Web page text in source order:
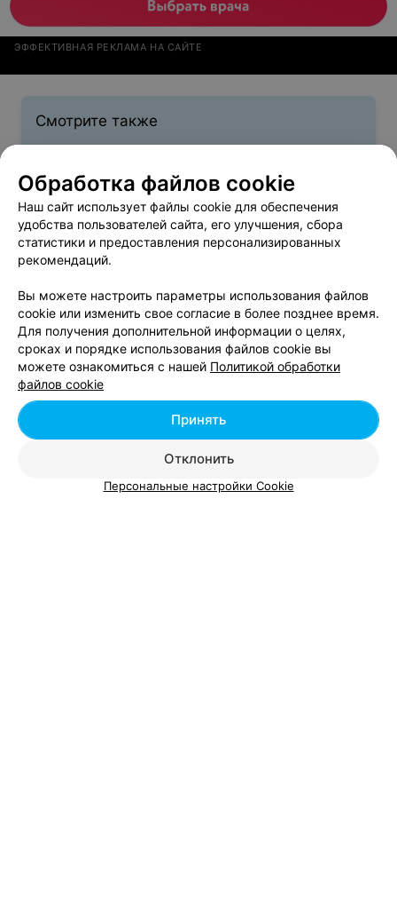
ЭФФЕКТИВНАЯ РЕКЛАМА НА САЙТЕ
Смотрите также
Курсы английского языка у метро Каменная
Горка в Минске
Курсы польского языка у метро Каменная Горка
в Минске
Курсы немецкого языка у метро Каменная Горка
в Минске
Вам будет интересно
Курсы иностранных языков возле метро
Обработка файлов cookie
Наш сайт использует файлы cookie для обеспечения
удобства пользователей сайта, его улучшения, сбора
статистики и предоставления персонализированных
рекомендаций.
Вы можете настроить параметры использования файлов
cookie или изменить свое согласие в более позднее время.
Для получения дополнительной информации о целях,
сроках и порядке использования файлов cookie вы
можете ознакомиться с нашей Политикой обработки
файлов cookie
Отклонить
Принять
Персональные настройки Cookie